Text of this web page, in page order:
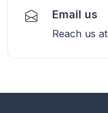
Email us
Reach us at